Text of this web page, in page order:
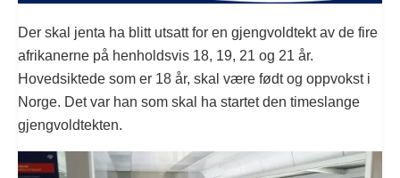
Der skal jenta ha blitt utsatt for en gjengvoldtekt av de fire
afrikanerne på henholdsvis 18, 19, 21 og 21 år.
Hovedsiktede som er 18 år, skal være født og oppvokst i
Norge. Det var han som skal ha startet den timeslange
gjengvoldtekten.